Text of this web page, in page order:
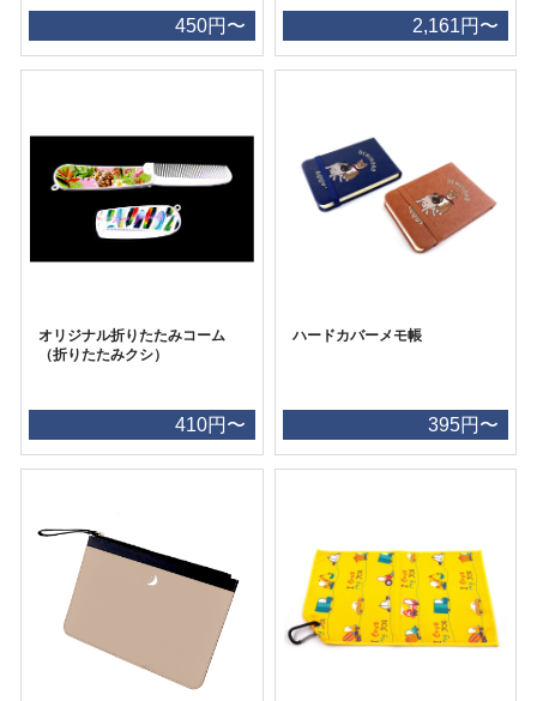
450円〜 2,161円〜
オリジナル折りたたみコーム
（折りたたみクシ）
410円〜
ハードカバーメモ帳
395円〜